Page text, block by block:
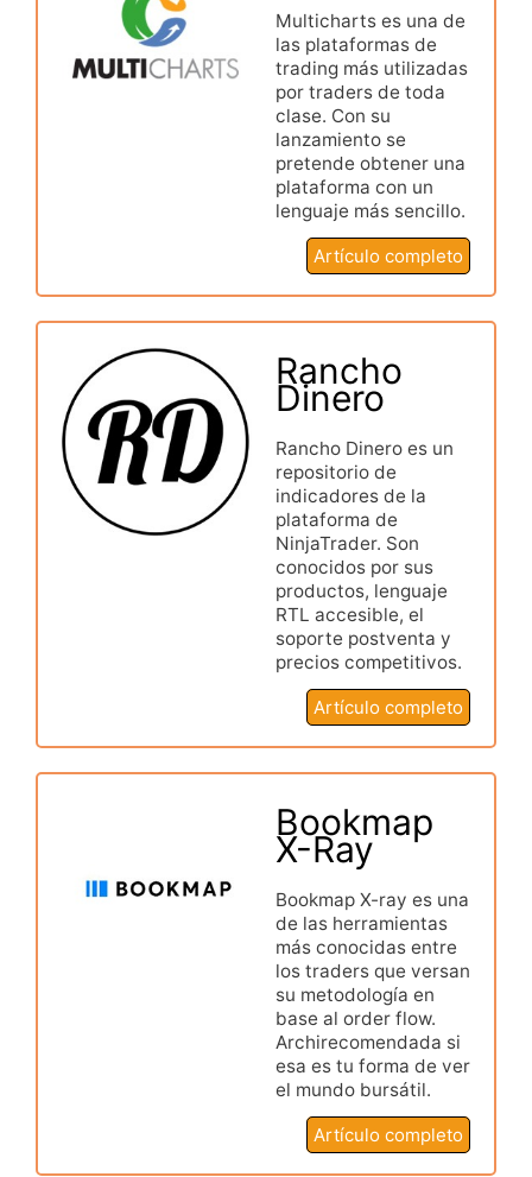
Multicharts es una de
las plataformas de
trading más utilizadas
por traders de toda
clase. Con su
lanzamiento se
pretende obtener una
plataforma con un
lenguaje más sencillo.
Artículo completo
Rancho
Dinero
Rancho Dinero es un
repositorio de
indicadores de la
plataforma de
NinjaTrader. Son
conocidos por sus
productos, lenguaje
RTL accesible, el
soporte postventa y
precios competitivos.
Artículo completo
Bookmap
X-Ray
Bookmap X-ray es una
de las herramientas
más conocidas entre
los traders que versan
su metodología en
base al order flow.
Archirecomendada si
esa es tu forma de ver
el mundo bursátil.
Artículo completo